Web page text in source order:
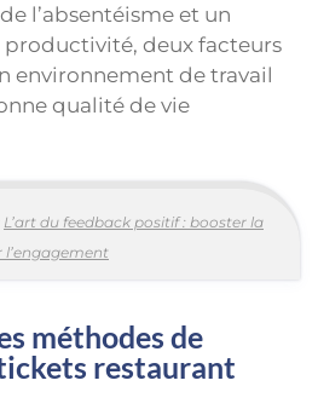
l’absentéisme et un
productivité, deux facteurs
environnement de travail
qualité de vie
L’art du feedback positif : booster la
méthodes de
restaurant